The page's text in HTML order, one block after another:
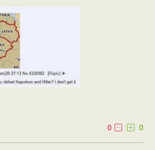
0
0